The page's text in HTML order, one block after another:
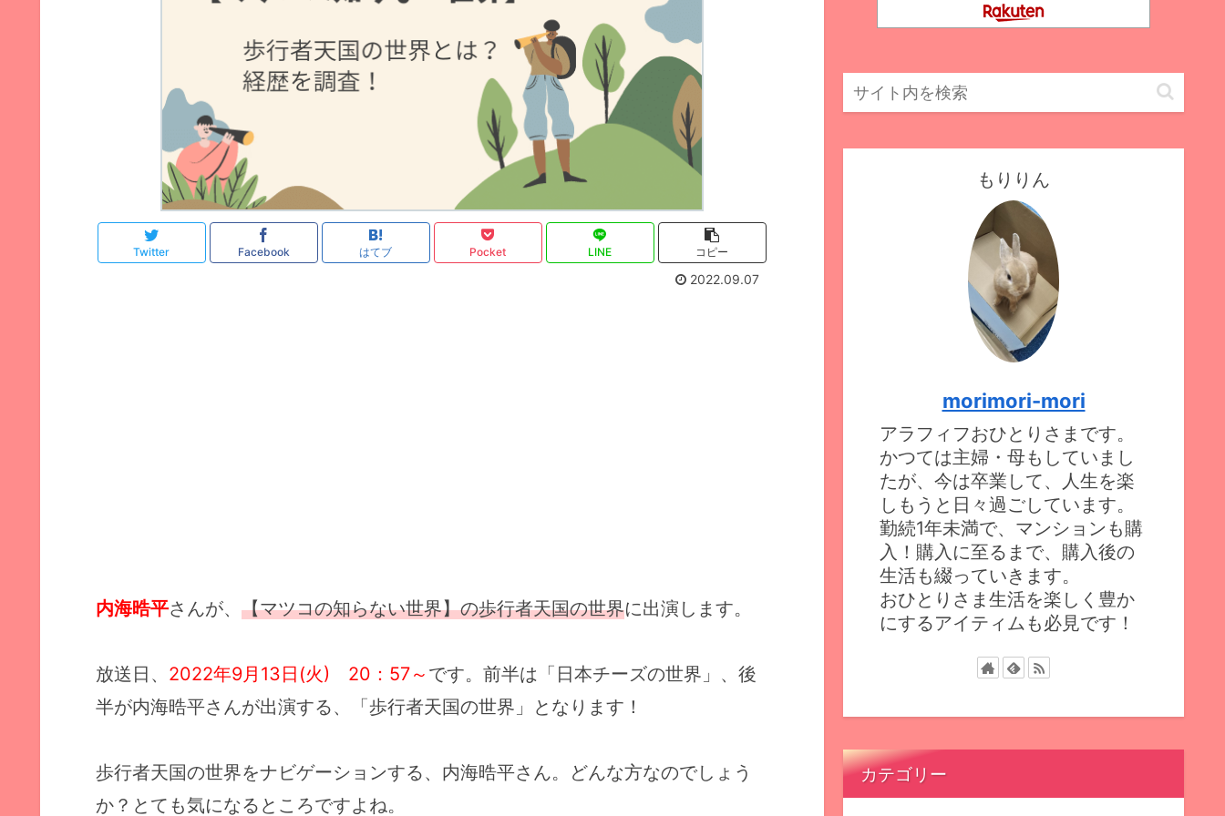
Twitter Facebook はてブ Pocket LINE コピー
2022.09.07
内海晧平さんが、 【マツコの知らない世界】の歩行者天国の世界に出演します。
放送日、 2022年9月13日(火) 20：57～ です。前半は「日本チーズの世界」、後
半が内海晧平さんが出演する、「歩行者天国の世界」となります！
歩行者天国の世界をナビゲーションする、内海晧平さん。どんな方なのでしょう
か？とても気になるところですよね。
もりりん
morimori-mori
アラフィフおひとりさまです。
かつては主婦・母もしていまし
たが、今は卒業して、人生を楽
しもうと日々過ごしています。
勤続1年未満で、マンションも購
入！購入に至るまで、購入後の
生活も綴っていきます。
おひとりさま生活を楽しく豊か
にするアイティムも必見です！
カテゴリー